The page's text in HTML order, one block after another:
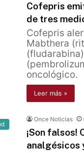
Cofepris
de tres
Cofepris
Mabthera
oncológico.
Leer más »
Once Noticias
¡Son falsos!
analgésicos